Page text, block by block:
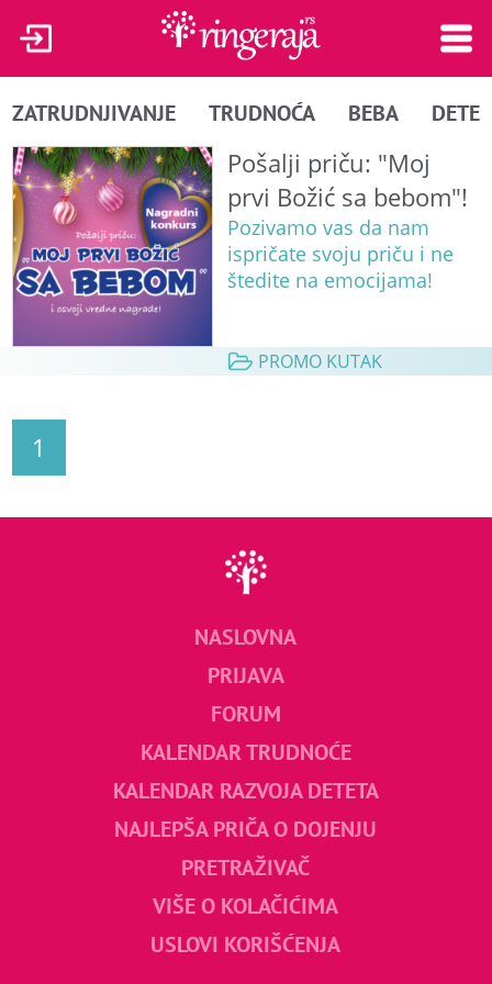
ZATRUDNJIVANJE TRUDNOĆA BEBA DETE
Pošalji priču: "Moj
prvi Božić sa bebom"!
Pozivamo vas da nam
ispričate svoju priču i ne
štedite na emocijama!
PROMO KUTAK
1
NASLOVNA
PRIJAVA
FORUM
KALENDAR TRUDNOĆE
KALENDAR RAZVOJA DETETA
NAJLEPŠA PRIČA O DOJENJU
PRETRAŽIVAČ
VIŠE O KOLAČIĆIMA
USLOVI KORIŠĆENJA